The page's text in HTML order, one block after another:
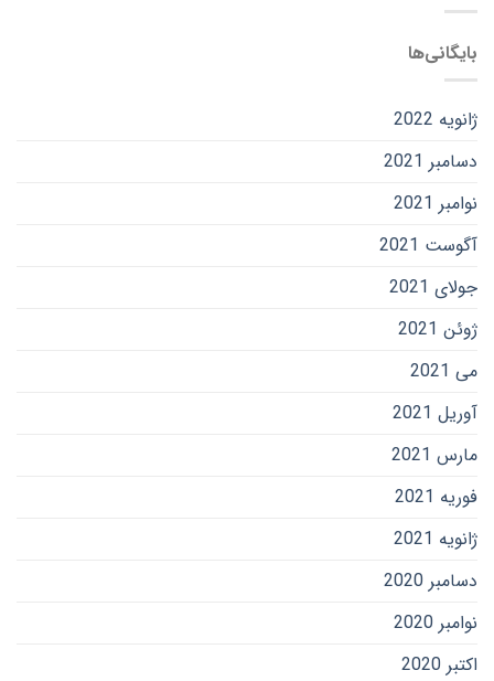
بایگانی‌ها
ژانویه 2022
دسامبر 2021
نوامبر 2021
آگوست 2021
جولای 2021
ژوئن 2021
می 2021
آوریل 2021
مارس 2021
فوریه 2021
ژانویه 2021
دسامبر 2020
نوامبر 2020
اکتبر 2020